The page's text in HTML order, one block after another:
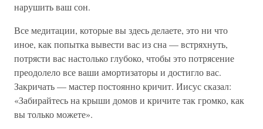
нарушить ваш сон.
Все медитации, которые вы здесь делаете, это ни что
иное, как попытка вывести вас из сна — встряхнуть,
потрясти вас настолько глубоко, чтобы это потрясение
преодолело все ваши амортизаторы и достигло вас.
Закричать — мастер постоянно кричит. Иисус сказал:
«Забирайтесь на крыши домов и кричите так громко, как
вы только можете».